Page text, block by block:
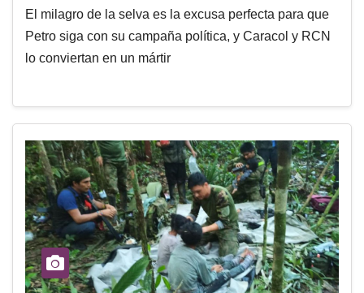
El milagro de la selva es la excusa perfecta para que
Petro siga con su campaña política, y Caracol y RCN
lo conviertan en un mártir